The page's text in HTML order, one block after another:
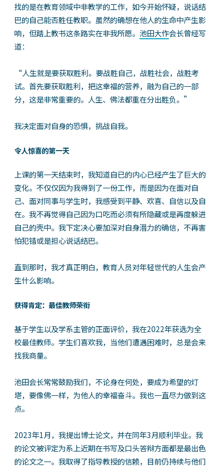
找的是在教育领域中非教学的工作，如今开始怀疑，说话结
巴的自己能否胜任教职。虽然的确想在他人的生命中产生影
响，但踏上教书这条路实在非我所愿。 池田大作会长曾经写
道：
“人生就是要获取胜利。要战胜自己，战胜社会，战胜考
试。首先要获取胜利，把这幸福的营养，融为自己的一部
分，这是非常重要的。人生、佛法都重在分出胜负。”
我决定面对自身的恐惧，挑战自我。
令人惊喜的第一天
上课的第一天结束时，我知道自已的内心已经产生了巨大的
变化。不仅仅因为我得到了一份工作，而是因为在面对自
己、面对同事与学生时，我感受到平静、欢喜、自信以及自
在。我不再觉得自己因为口吃而必须有所隐藏或是再度躲进
自己的壳中。我下定决心要加深对自身潜力的确信，不再害
怕犯错或是担心说话结巴。
直到那时，我才真正明白，教育人员对年轻世代的人生会产
生什么影响。
获得肯定：最佳教师荣衔
基于学生以及学系主管的正面评价，我在2022年获选为全
校最佳教师。学生们喜欢我，当他们遭遇困难时，总是会来
找我商量。
池田会长常常鼓励我们，不论身在何处，要成为希望的灯
塔，要像佛一样，为他人的幸福奋斗。我也一直尽力做到这
点。
2023年1月，我提出博士论文，并在同年3月顺利毕业。我
的论文被评定为系上近期在书写及口头答辩方面都是最出色
的论文之一。我取得了指导教授的信赖，目前仍持续与他们